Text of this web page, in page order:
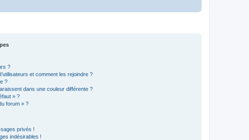
?
et comment les rejoindre ?
?
dans une couleur différente ?
» ?
forum » ?
privés !
indésirables !